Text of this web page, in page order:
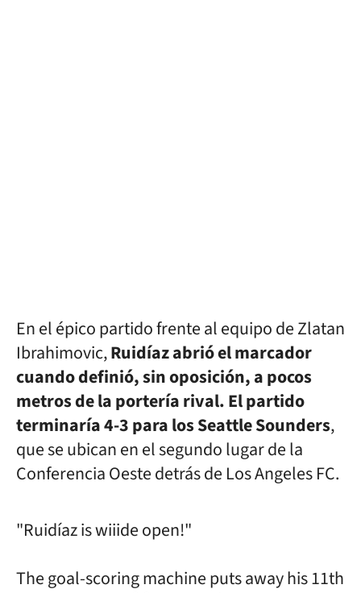
En el épico partido frente al equipo de Zlatan
Ibrahimovic,Ruidíaz abrió el marcador
cuando definió, sin oposición, a pocos
metros de la portería rival. El partido
terminaría 4-3 para los Seattle Sounders,
que se ubican en el segundo lugar de la
Conferencia Oeste detrás de Los Angeles FC.
"Ruidíaz is wiiide open!"
The goal-scoring machine puts away his 11th